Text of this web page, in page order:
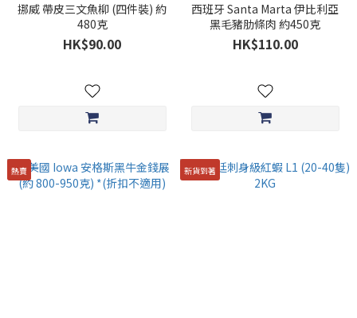
挪威 帶皮三文魚柳 (四件裝) 約
480克
HK$90.00
西班牙 Santa Marta 伊比利亞
黑毛豬肋條肉 約450克
HK$110.00
熱賣 新貨到著